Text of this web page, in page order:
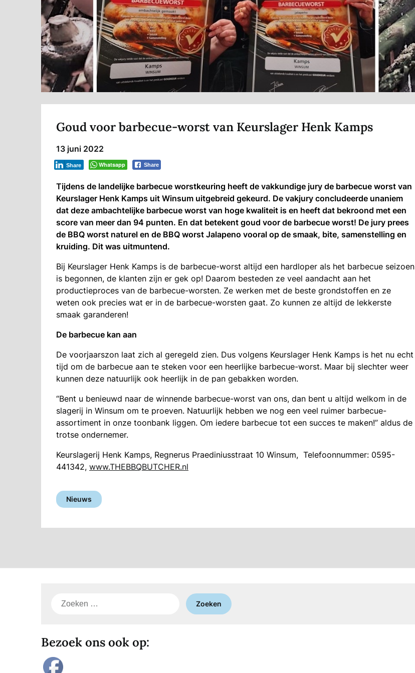
Goud voor barbecue-worst van Keurslager Henk Kamps
13 juni 2022
Whatsapp Share
Share
Tijdens de landelijke barbecue worstkeuring heeft de vakkundige jury de barbecue worst van
Keurslager Henk Kamps uit Winsum uitgebreid gekeurd. De vakjury concludeerde unaniem
dat deze ambachtelijke barbecue worst van hoge kwaliteit is en heeft dat bekroond met een
score van meer dan 94 punten. En dat betekent goud voor de barbecue worst! De jury prees
de BBQ worst naturel en de BBQ worst Jalapeno vooral op de smaak, bite, samenstelling en
kruiding. Dit was uitmuntend.
Bij Keurslager Henk Kamps is de barbecue-worst altijd een hardloper als het barbecue seizoen
is begonnen, de klanten zijn er gek op! Daarom besteden ze veel aandacht aan het
productieproces van de barbecue-worsten. Ze werken met de beste grondstoffen en ze
weten ook precies wat er in de barbecue-worsten gaat. Zo kunnen ze altijd de lekkerste
smaak garanderen!
De barbecue kan aan
De voorjaarszon laat zich al geregeld zien. Dus volgens Keurslager Henk Kamps is het nu echt
tijd om de barbecue aan te steken voor een heerlijke barbecue-worst. Maar bij slechter weer
kunnen deze natuurlijk ook heerlijk in de pan gebakken worden.
“Bent u benieuwd naar de winnende barbecue-worst van ons, dan bent u altijd welkom in de
slagerij in Winsum om te proeven. Natuurlijk hebben we nog een veel ruimer barbecue-
assortiment in onze toonbank liggen. Om iedere barbecue tot een succes te maken!” aldus de
trotse ondernemer.
Keurslagerij Henk Kamps, Regnerus Praediniusstraat 10 Winsum, Telefoonnummer: 0595-
441342, www.THEBBQBUTCHER.nl
Nieuws
Zoeken
Bezoek ons ook op: